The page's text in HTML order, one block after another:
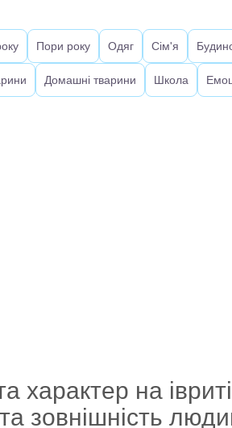
Пори року Одяг Сім'я
Домашні тварини Школа
характер на
зовнішність